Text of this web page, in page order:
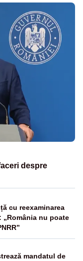
despre
cu reexaminarea
nu poate
mandatul de